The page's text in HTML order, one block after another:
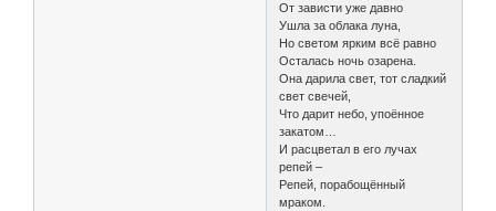
От зависти уже давно
Ушла за облака луна,
Но светом ярким всё равно
Осталась ночь озарена.
Она дарила свет, тот сладкий
свет свечей,
Что дарит небо, упоённое
закатом…
И расцветал в его лучах
репей –
Репей, порабощённый
мраком.